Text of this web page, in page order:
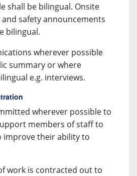
shall be bilingual. Onsite
safety announcements
bilingual.
wherever possible
summary or where
e.g. interviews.
wherever possible to
members of staff to
improve their ability to
work is contracted out to